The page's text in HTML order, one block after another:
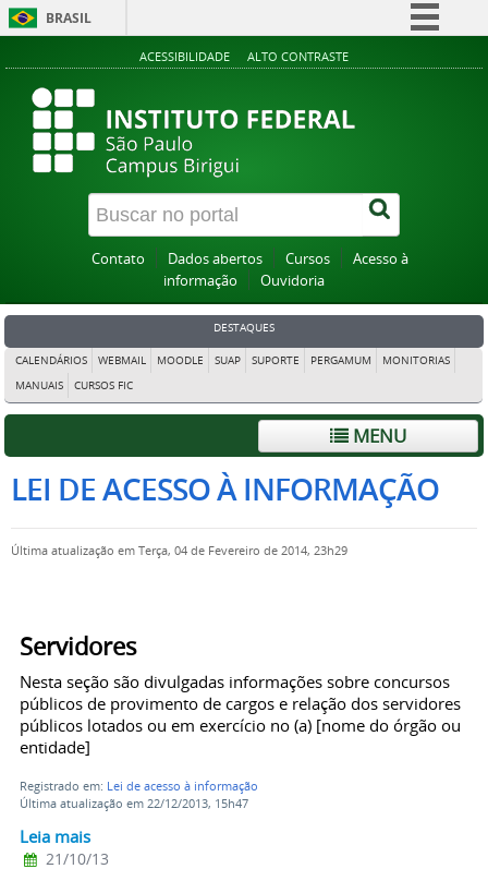
BRASIL
Simplifique!
Participe
Legislação
ACESSIBILIDADE ALTO CONTRASTE
Contato Dados abertos Cursos
Acesso à
informação
Ouvidoria
DESTAQUES
CALENDÁRIOS WEBMAIL MOODLE SUAP SUPORTE PERGAMUM
MONITORIAS
MANUAIS
CURSOS FIC
MENU
LEI DE ACESSO À INFORMAÇÃO
Última atualização em Terça, 04 de Fevereiro de 2014, 23h29
Servidores
Nesta seção são divulgadas informações sobre concursos
públicos de provimento de cargos e relação dos servidores
públicos lotados ou em exercício no (a) [nome do órgão ou
entidade]
Registrado em: Lei de acesso à informação
Última atualização em 22/12/2013, 15h47
Leia mais
21/10/13